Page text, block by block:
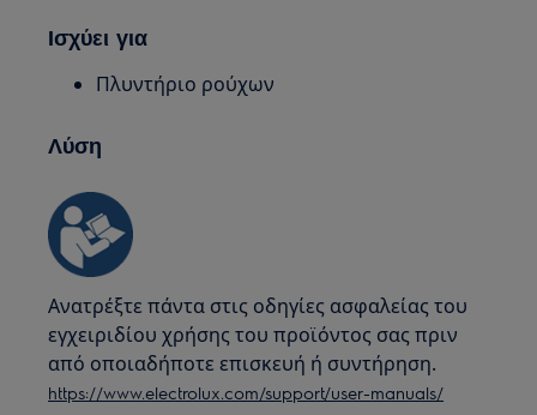
Ισχύει για
Πλυντήριο ρούχων
Λύση
Ανατρέξτε πάντα στις οδηγίες ασφαλείας του
εγχειριδίου χρήσης του προϊόντος σας πριν
από οποιαδήποτε επισκευή ή συντήρηση.
https://www.electrolux.com/support/user-manuals/